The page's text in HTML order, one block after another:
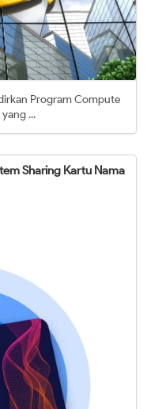
Program Compute
...
Sharing Kartu Nama